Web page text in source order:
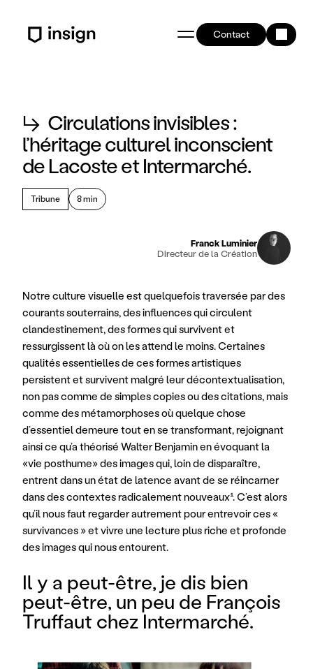
Contact
↳ Circulations invisibles :
l’héritage culturel inconscient
de Lacoste et Intermarché.
Tribune 8 min
Franck Luminier
Directeur de la Création
Notre culture visuelle est quelquefois traversée par des
courants souterrains, des influences qui circulent
clandestinement, des formes qui survivent et
ressurgissent là où on les attend le moins. Certaines
qualités essentielles de ces formes artistiques
persistent et survivent malgré leur décontextualisation,
non pas comme de simples copies ou des citations, mais
comme des métamorphoses où quelque chose
d’essentiel demeure tout en se transformant, rejoignant
ainsi ce qu’a théorisé Walter Benjamin en évoquant la
«vie posthume» des images qui, loin de disparaître,
entrent dans un état de latence avant de se réincarner
dans des contextes radicalement nouveaux¹. C’est alors
qu’il nous faut regarder autrement pour entrevoir ces «
survivances » et vivre une lecture plus riche et profonde
des images qui nous entourent.
Il y a peut-être, je dis bien
peut-être, un peu de François
Truffaut chez Intermarché.